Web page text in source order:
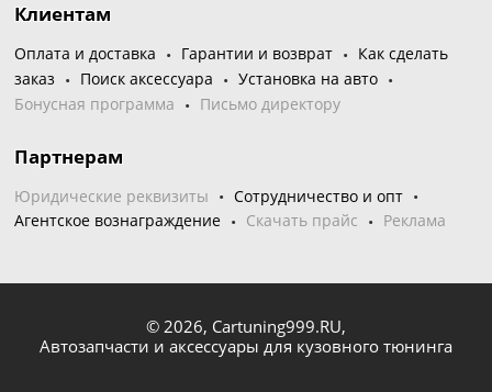
Клиентам
Оплата и доставка Гарантии и возврат
Как сделать
заказ
Поиск аксессуара
Установка на авто
Бонусная программа
Письмо директору
Партнерам
Юридические реквизиты
Сотрудничество и опт
Агентское вознаграждение
Скачать прайс Реклама
© 2026, Cartuning999.RU,
Автозапчасти и аксессуары для кузовного тюнинга